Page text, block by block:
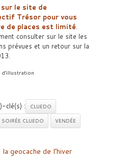
le site de
Trésor pour vous
de places est limité.
consulter sur le site les
prévues et un retour sur la
clé(s) :
CLUEDO
SOIRÉE CLUEDO VENDÉE
la geocache de l’hiver